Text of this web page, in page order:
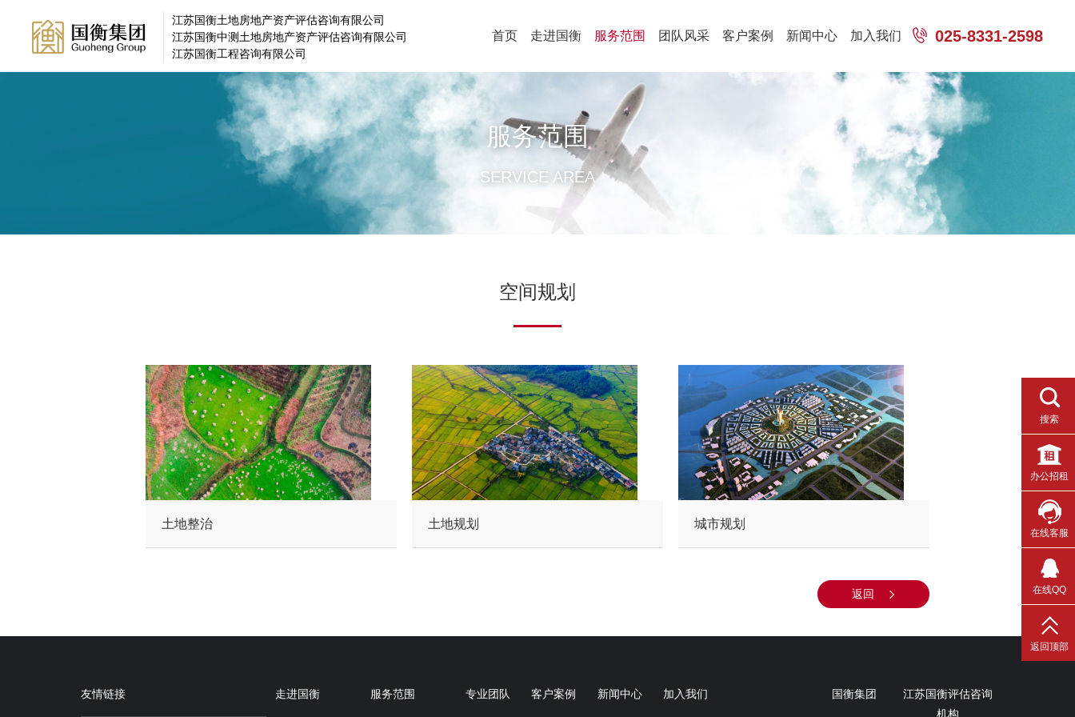
江苏国衡土地房地产资产评估咨询有限公司
江苏国衡中测土地房地产资产评估咨询有限公司
江苏国衡工程咨询有限公司
025-8331-2598
首页 走进国衡 服务范围 团队风采 客户案例 新闻中心 加入我们
服务范围
SERVICE AREA
空间规划
土地整治 土地规划 城市规划
返回
友情链接 走进国衡 服务范围 专业团队 客户案例 新闻中心 加入我们 国衡集团
江苏国衡评估咨询
机构
搜索
办公招租
在线客服
在线QQ
返回顶部